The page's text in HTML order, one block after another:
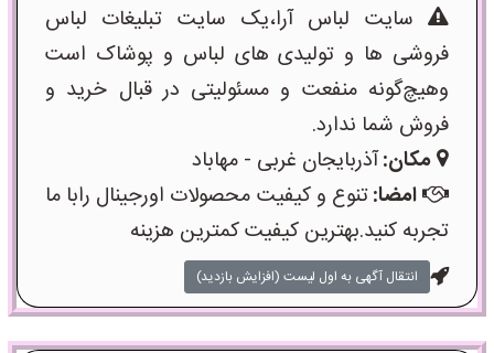
سایت لباس آرا،یک سایت تبلیغات لباس
فروشی ها و تولیدی های لباس و پوشاک است
وهیچ‌گونه منفعت و مسئولیتی در قبال خرید و
فروش شما ندارد.
مکان:آذربایجان غربی - مهاباد
امضا:تنوع و کیفیت محصولات اورجینال رابا ما
تجربه کنید.بهترین کیفیت کمترین هزینه
انتقال آگهی به اول لیست (افزایش بازدید)